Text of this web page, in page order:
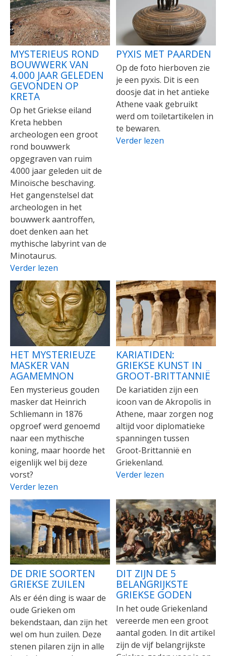
MYSTERIEUS ROND
BOUWWERK VAN
4.000 JAAR GELEDEN
GEVONDEN OP
KRETA
Op het Griekse eiland
Kreta hebben
archeologen een groot
rond bouwwerk
opgegraven van ruim
4.000 jaar geleden uit de
Minoïsche beschaving.
Het gangenstelsel dat
archeologen in het
bouwwerk aantroffen,
doet denken aan het
mythische labyrint van de
Minotaurus.
Verder lezen
PYXIS MET PAARDEN
Op de foto hierboven zie
je een pyxis. Dit is een
doosje dat in het antieke
Athene vaak gebruikt
werd om toiletartikelen in
te bewaren.
Verder lezen
HET MYSTERIEUZE
MASKER VAN
AGAMEMNON
Een mysterieus gouden
masker dat Heinrich
Schliemann in 1876
opgroef werd genoemd
naar een mythische
koning, maar hoorde het
eigenlijk wel bij deze
vorst?
Verder lezen
KARIATIDEN:
GRIEKSE KUNST IN
GROOT-BRITTANNIË
De kariatiden zijn een
icoon van de Akropolis in
Athene, maar zorgen nog
altijd voor diplomatieke
spanningen tussen
Groot-Brittannië en
Griekenland.
Verder lezen
DE DRIE SOORTEN
GRIEKSE ZUILEN
Als er één ding is waar de
oude Grieken om
bekendstaan, dan zijn het
wel om hun zuilen. Deze
stenen pilaren zijn in alle
DIT ZIJN DE 5
BELANGRIJKSTE
GRIEKSE GODEN
In het oude Griekenland
vereerde men een groot
aantal goden. In dit artikel
zijn de vijf belangrijkste